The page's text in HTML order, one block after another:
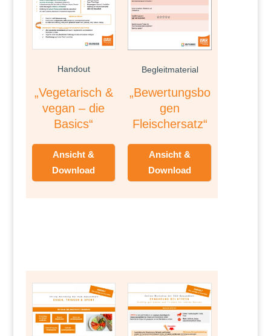
Handout
„Vegetarisch &
vegan – die
Basics“
Ansicht &
Download
Begleitmaterial
„Bewertungsbo
gen
Fleischersatz“
Ansicht &
Download